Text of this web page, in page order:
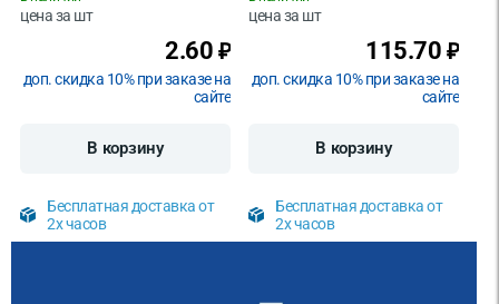
цена за шт
2.60 ₽
доп. скидка 10% при заказе на
сайте
В корзину
Бесплатная доставка от
2х часов
цена за шт
115.70 ₽
доп. скидка 10% при заказе на
сайте
В корзину
Бесплатная доставка от
2х часов